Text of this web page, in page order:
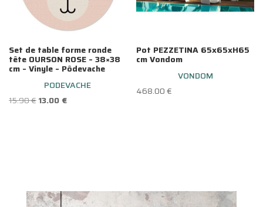
Set de table forme ronde
tête OURSON ROSE – 38×38
cm – Vinyle – Pôdevache
PODEVACHE
15.90€Le
13.00 €Le
Pot PEZZETINA 65x65xH65
cm Vondom
VONDOM
468.00€